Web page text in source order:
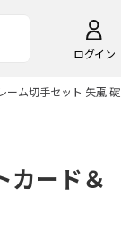
ログイン
ーム切手セット 矢颪 碇
カード＆